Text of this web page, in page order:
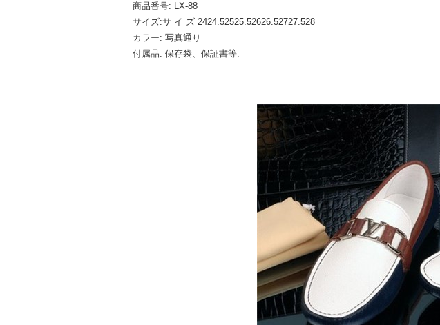
商品番号: LX-88
サイズ:サ イ ズ 2424.52525.52626.52727.528
カラー: 写真通り
付属品: 保存袋、保証書等.